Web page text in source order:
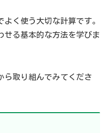
く使う大切な計算です。
せる基本的な方法を学びま
ら取り組んでみてくださ